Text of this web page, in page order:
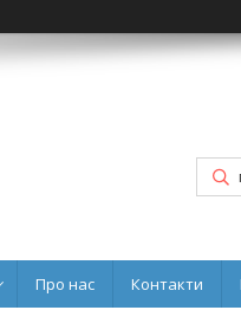
Про нас Контакти